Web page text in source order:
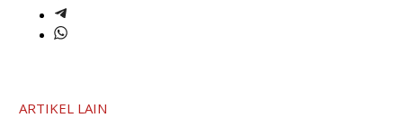
ARTIKEL LAIN